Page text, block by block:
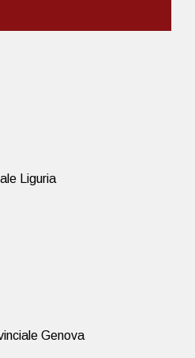
Liguria
Genova